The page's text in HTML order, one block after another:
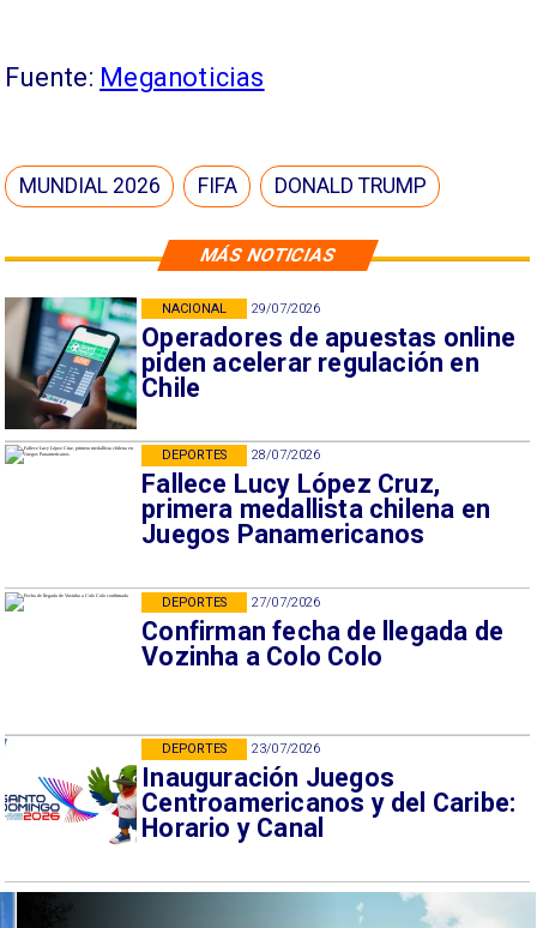
MÁS NOTICIAS
29/07/2026
Operadores de apuestas online
piden acelerar regulación en
Chile
NACIONAL
28/07/2026
Fallece Lucy López Cruz,
primera medallista chilena en
Juegos Panamericanos
DEPORTES
27/07/2026
Confirman fecha de llegada de
Vozinha a Colo Colo
DEPORTES
23/07/2026
Inauguración Juegos
Centroamericanos y del Caribe:
Horario y Canal
DEPORTES
Fuente: Meganoticias
MUNDIAL 2026 FIFA DONALD TRUMP